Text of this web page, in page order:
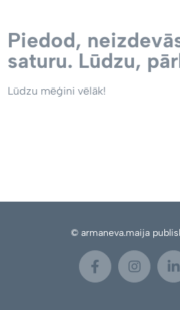
Piedod,
saturu. Lūdzu,
Lūdzu mēģini vēlāk!
© armaneva.maija